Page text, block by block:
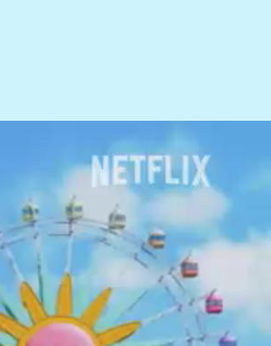
2025/8/26
マイマリオ「コマど
りマリオ」が公開さ
れました。